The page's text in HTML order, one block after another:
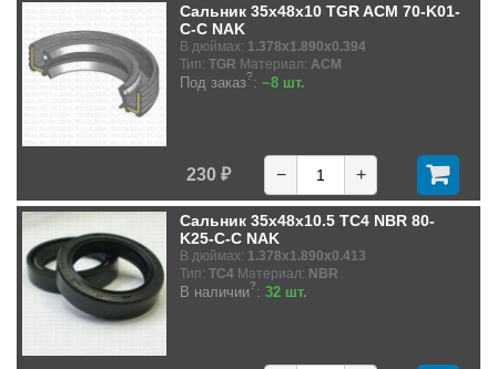
Сальник 35x48x10 TGR ACM 70-K01-
C-C NAK
В дюймах: 1.378x1.890x0.394
Тип: TGR Материал: ACM
Под заказ?: ~8 шт.
230 ₽ − +
Сальник 35x48x10.5 TC4 NBR 80-
K25-C-C NAK
В дюймах: 1.378x1.890x0.413
Тип: TC4 Материал: NBR
В наличии?: 32 шт.